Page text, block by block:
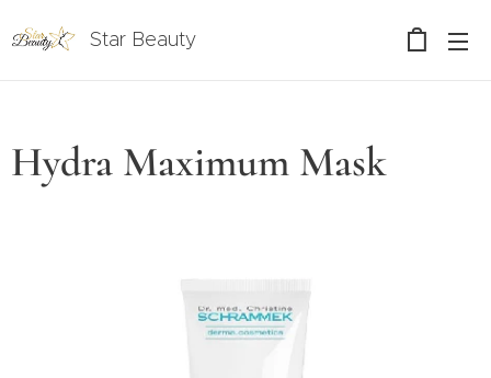
Star Beauty
Hydra Maximum Mask